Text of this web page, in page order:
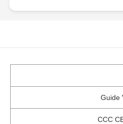
Guide
CCC